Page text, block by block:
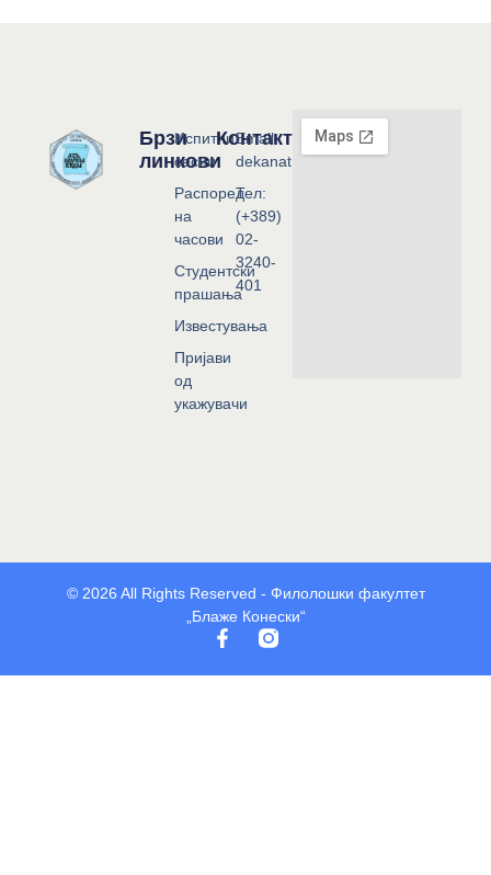
Брзи
линкови
Испитни
сесии
Распоред
на
часови
Студентски
прашања
Известувања
Пријави
од
укажувачи
Контакт
Email:
dekanat@flf.ukim.edu.mk
Тел:
(+389)
02-
3240-
401
© 2026 All Rights Reserved - Филолошки факултет
„Блаже Конески“